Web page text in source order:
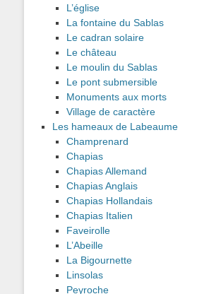
L’église
La fontaine du Sablas
Le cadran solaire
Le château
Le moulin du Sablas
Le pont submersible
Monuments aux morts
Village de caractère
Les hameaux de Labeaume
Champrenard
Chapias
Chapias Allemand
Chapias Anglais
Chapias Hollandais
Chapias Italien
Faveirolle
L’Abeille
La Bigournette
Linsolas
Peyroche